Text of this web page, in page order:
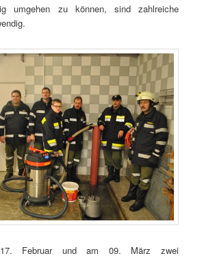
umgehen zu können, sind zahlreiche
Februar und am 09. März zwei